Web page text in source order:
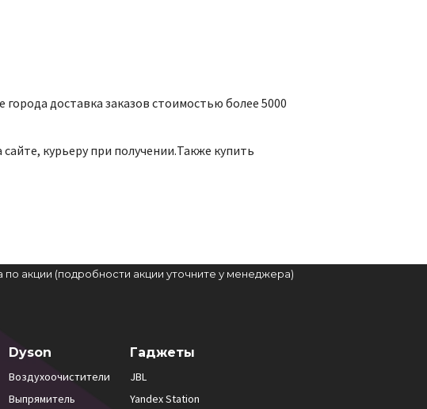
доставка заказов стоимостью более 5000
курьеру при получении.Также купить
по акции (подробности акции уточните у менеджера)
Dyson
Воздухоочистители
Выпрямитель
Гаджеты
JBL
Yandex Station